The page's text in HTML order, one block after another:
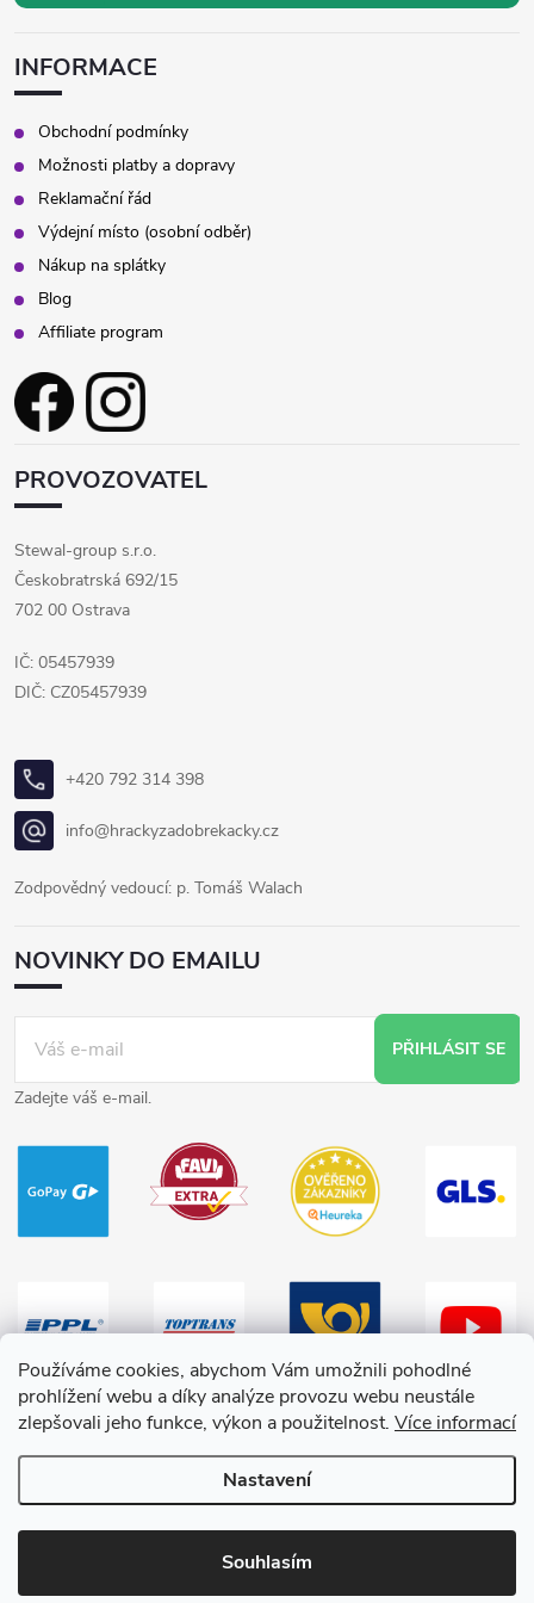
Používáme cookies, abychom Vám umožnili pohodlné
prohlížení webu a díky analýze provozu webu neustále
zlepšovali jeho funkce, výkon a použitelnost. Více informací
Nastavení
Souhlasím
INFORMACE
Obchodní podmínky
Možnosti platby a dopravy
Reklamační řád
Výdejní místo (osobní odběr)
Nákup na splátky
Blog
Affiliate program
PROVOZOVATEL
Stewal-group s.r.o.
Českobratrská 692/15
702 00 Ostrava
IČ: 05457939
DIČ: CZ05457939
+420 792 314 398
info@hrackyzadobrekacky.cz
Zodpovědný vedoucí: p. Tomáš Walach
NOVINKY DO EMAILU
PŘIHLÁSIT SE
Zadejte váš e-mail.
Vytvořil Shoptet